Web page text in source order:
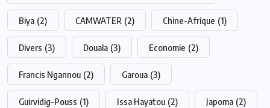
Biya (2) CAMWATER (2) Chine-Afrique (1)
Divers (3) Douala (3) Economie (2)
Francis Ngannou (2) Garoua (3)
Guirvidig-Pouss (1) Issa Hayatou (2) Japoma (2)